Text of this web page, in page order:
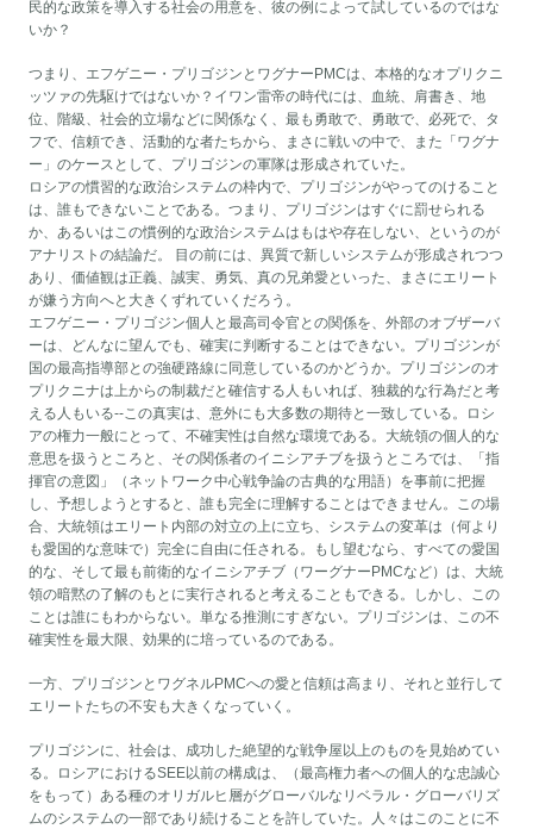
民的な政策を導入する社会の用意を、彼の例によって試しているのではな
いか？
つまり、エフゲニー・プリゴジンとワグナーPMCは、本格的なオプリクニ
ッツァの先駆けではないか？イワン雷帝の時代には、血統、肩書き、地
位、階級、社会的立場などに関係なく、最も勇敢で、勇敢で、必死で、タ
フで、信頼でき、活動的な者たちから、まさに戦いの中で、また「ワグナ
ー」のケースとして、プリゴジンの軍隊は形成されていた。
ロシアの慣習的な政治システムの枠内で、プリゴジンがやってのけること
は、誰もできないことである。つまり、プリゴジンはすぐに罰せられる
か、あるいはこの慣例的な政治システムはもはや存在しない、というのが
アナリストの結論だ。 目の前には、異質で新しいシステムが形成されつつ
あり、価値観は正義、誠実、勇気、真の兄弟愛といった、まさにエリート
が嫌う方向へと大きくずれていくだろう。
エフゲニー・プリゴジン個人と最高司令官との関係を、外部のオブザーバ
ーは、どんなに望んでも、確実に判断することはできない。プリゴジンが
国の最高指導部との強硬路線に同意しているのかどうか。プリゴジンのオ
プリクニナは上からの制裁だと確信する人もいれば、独裁的な行為だと考
える人もいる--この真実は、意外にも大多数の期待と一致している。ロシ
アの権力一般にとって、不確実性は自然な環境である。大統領の個人的な
意思を扱うところと、その関係者のイニシアチブを扱うところでは、「指
揮官の意図」（ネットワーク中心戦争論の古典的な用語）を事前に把握
し、予想しようとすると、誰も完全に理解することはできません。この場
合、大統領はエリート内部の対立の上に立ち、システムの変革は（何より
も愛国的な意味で）完全に自由に任される。もし望むなら、すべての愛国
的な、そして最も前衛的なイニシアチブ（ワーグナーPMCなど）は、大統
領の暗黙の了解のもとに実行されると考えることもできる。しかし、この
ことは誰にもわからない。単なる推測にすぎない。プリゴジンは、この不
確実性を最大限、効果的に培っているのである。
一方、プリゴジンとワグネルPMCへの愛と信頼は高まり、それと並行して
エリートたちの不安も大きくなっていく。
プリゴジンに、社会は、成功した絶望的な戦争屋以上のものを見始めてい
る。ロシアにおけるSEE以前の構成は、（最高権力者への個人的な忠誠心
をもって）ある種のオリガルヒ層がグローバルなリベラル・グローバリズ
ムのシステムの一部であり続けることを許していた。人々はこのことに不